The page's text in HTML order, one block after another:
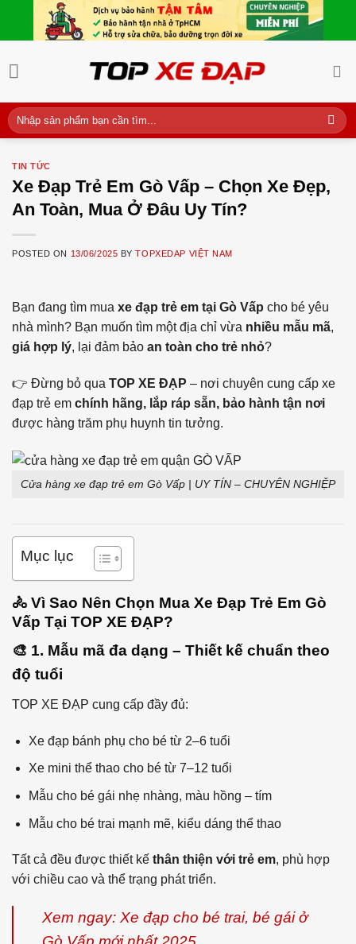
Tìm
kiếm:
TIN TỨC
Xe Đạp Trẻ Em Gò Vấp – Chọn Xe Đẹp,
An Toàn, Mua Ở Đâu Uy Tín?
POSTED ON 13/06/2025 BYTOPXEDAP VIỆT NAM
Bạn đang tìm mua xe đạp trẻ em tại Gò Vấp cho bé yêu
nhà mình? Bạn muốn tìm một địa chỉ vừa nhiều mẫu mã,
giá hợp lý, lại đảm bảo an toàn cho trẻ nhỏ?
👉 Đừng bỏ qua TOP XE ĐẠP – nơi chuyên cung cấp xe
đạp trẻ em chính hãng, lắp ráp sẵn, bảo hành tận nơi
được hàng trăm phụ huynh tin tưởng.
Cửa hàng xe đạp trẻ em Gò Vấp | UY TÍN – CHUYÊN NGHIỆP
Mục lục
🚴 Vì Sao Nên Chọn Mua Xe Đạp Trẻ Em Gò
Vấp Tại TOP XE ĐẠP?
🎨 1. Mẫu mã đa dạng – Thiết kế chuẩn theo
độ tuổi
TOP XE ĐẠP cung cấp đầy đủ:
Xe đạp bánh phụ cho bé từ 2–6 tuổi
Xe mini thể thao cho bé từ 7–12 tuổi
Mẫu cho bé gái nhẹ nhàng, màu hồng – tím
Mẫu cho bé trai mạnh mẽ, kiểu dáng thể thao
Tất cả đều được thiết kế thân thiện với trẻ em, phù hợp
với chiều cao và thể trạng phát triển.
Xem ngay: Xe đạp cho bé trai, bé gái ở